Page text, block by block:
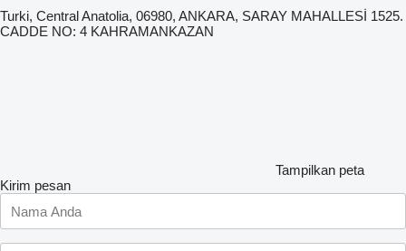
Turki, Central Anatolia, 06980, ANKARA, SARAY MAHALLESİ 1525.
CADDE NO: 4 KAHRAMANKAZAN
Tampilkan peta
Kirim pesan